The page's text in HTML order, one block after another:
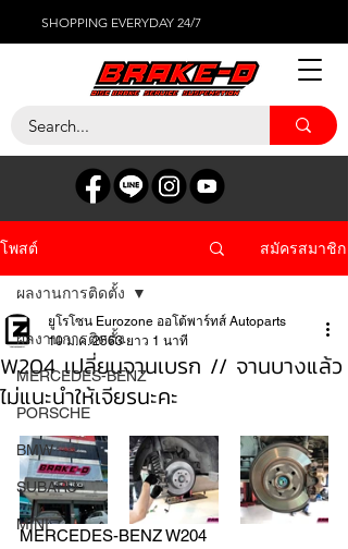
SHOPPING EVERYDAY 24/7
โพสต์ สมัครสมาชิก
ผลงานการติดตั้ง
MERCEDES-BENZ
PORSCHE
BMW
SUBARU
MINI
ผลงานการติดตั้ง
W204 เปลี่ยนจานเบรก // จานบางแล้ว
ไม่แนะนำให้เจียรนะคะ
ยูโรโซน Eurozone ออโต้พาร์ทส์ Autoparts
10 ม.ค. 2563 ยาว 1 นาที
MERCEDES-BENZ W204